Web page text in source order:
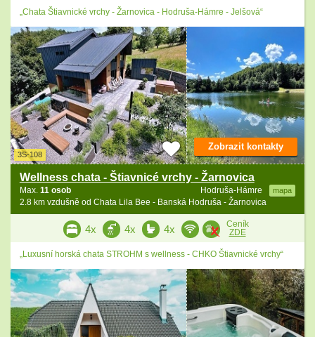
„Chata Štiavnické vrchy - Žarnovica - Hodruša-Hámre - Jelšová“
3S-108
Wellness chata - Štiavnicé vrchy - Žarnovica
Hodruša-Hámre mapa
Max. 11 osob
2.8 km vzdušně od Chata Lila Bee - Banská Hodruša - Žarnovica
Zobrazit kontakty
4x 4x 4x
Ceník
ZDE
„Luxusní horská chata STROHM s wellness - CHKO Štiavnické vrchy“